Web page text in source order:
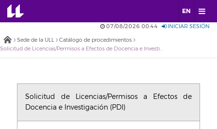
EN
07/08/2026 00:44 INICIAR SESIÓN
Sede de la ULL
Catálogo de procedimientos
Solicitud de Licencias/Permisos a Efectos de Docencia e Investigación (PDI)
Solicitud de Licencias/Permisos a Efectos de
Docencia e Investigación (PDI)